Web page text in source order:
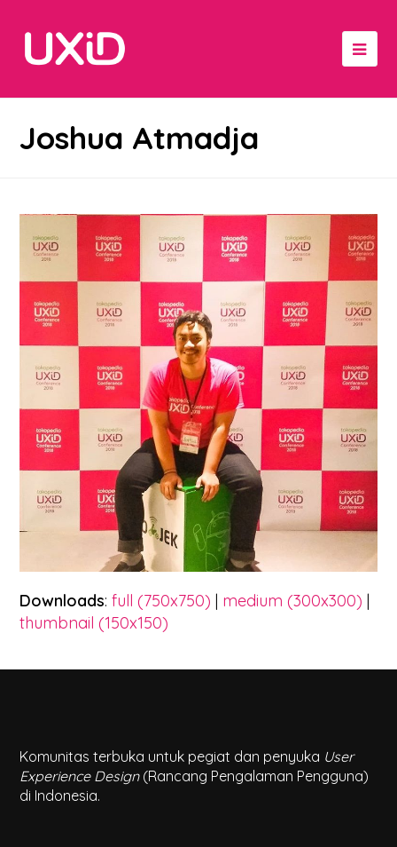
Joshua Atmadja
Downloads:full (750x750) | medium (300x300) |
thumbnail (150x150)
Komunitas terbuka untuk pegiat dan penyuka User
Experience Design(Rancang Pengalaman Pengguna)
di Indonesia.